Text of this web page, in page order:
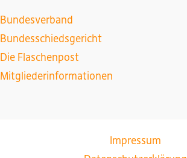
Bundesverband
Bundesschiedsgericht
Die Flaschenpost
Mitgliederinformationen
Impressum